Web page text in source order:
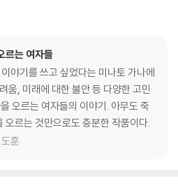
르는 여자들
야기를 쓰고 싶었다는 미나토 가나에
움, 미래에 대한 불안 등 다양한 고민
오르는 여자들의 이야기. 아무도 죽
오르는 것만으로도 충분한 작품이다.
훈